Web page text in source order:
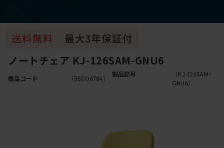
ノートチェア KJ-126SAM-GNU6
商品コード （35006784）
製品記号
（KJ-126SAM-
GNU6）